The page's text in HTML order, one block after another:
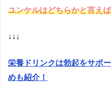
ユンケルはどちらかと言え
↓↓↓
栄養ドリンクは勃起をサポ
めも紹介！